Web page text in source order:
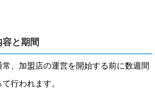
と期間
、加盟店の運営を開始する前に数週間
行われます。